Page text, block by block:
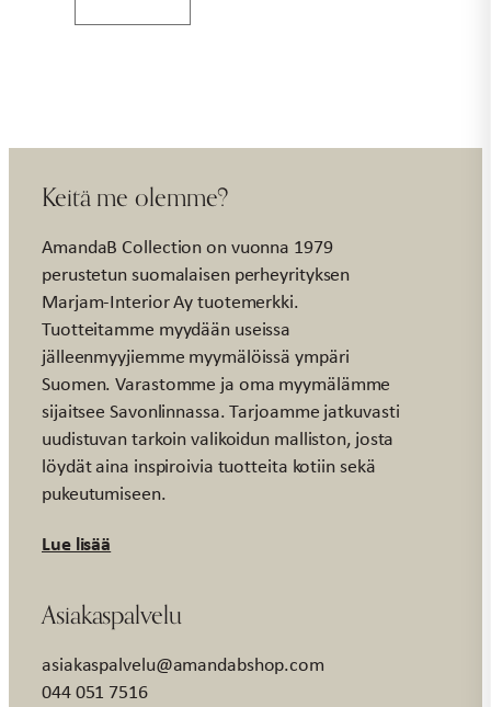
Keitä me olemme?
AmandaB Collection on vuonna 1979
perustetun suomalaisen perheyrityksen
Marjam-Interior Ay tuotemerkki.
Tuotteitamme myydään useissa
jälleenmyyjiemme myymälöissä ympäri
Suomen. Varastomme ja oma myymälämme
sijaitsee Savonlinnassa. Tarjoamme jatkuvasti
uudistuvan tarkoin valikoidun malliston, josta
löydät aina inspiroivia tuotteita kotiin sekä
pukeutumiseen.
Lue lisää
Asiakaspalvelu
asiakaspalvelu@amandabshop.com
044 051 7516